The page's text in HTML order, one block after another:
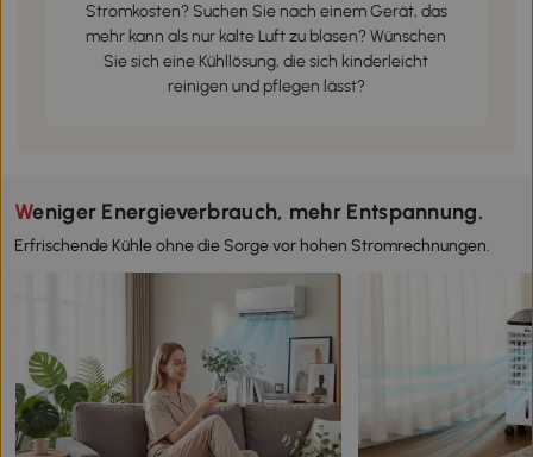
Stromkosten? Suchen Sie nach einem Gerät, das
mehr kann als nur kalte Luft zu blasen? Wünschen
Sie sich eine Kühllösung, die sich kinderleicht
reinigen und pflegen lässt?
Weniger Energieverbrauch, mehr Entspannung.
Erfrischende Kühle ohne die Sorge vor hohen Stromrechnungen.